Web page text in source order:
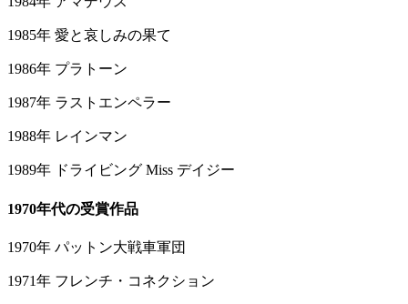
1985年 愛と哀しみの果て
1986年 プラトーン
1987年 ラストエンペラー
1988年 レインマン
1989年 ドライビング Miss デイジー
1970年代の受賞作品
1970年 パットン大戦車軍団
1971年 フレンチ・コネクション